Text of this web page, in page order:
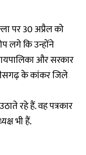
पर 30 अप्रैल को
लगे कि उन्होंने
और सरकार
के कांकर जिले
रहे हैं. वह पत्रकार
भी हैं.